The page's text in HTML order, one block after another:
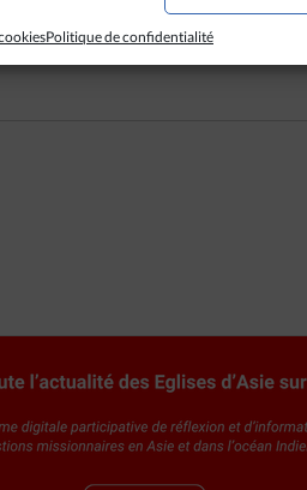
Politique de confidentialité